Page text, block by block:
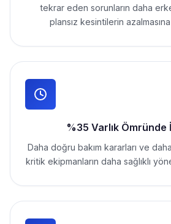
tekrar eden sorunların daha
plansız kesintilerin azalmasına
%35 Varlık Ömründe
Daha doğru bakım kararları ve
kritik ekipmanların daha sağlıklı